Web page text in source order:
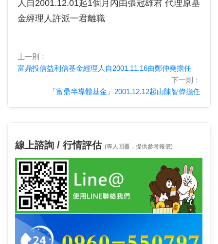
人自2001.12.01起1個月內由張冠雄君 代理原基
金經理人許派一君離職
上一則：
富鼎投信益利信基金經理人自2001.11.16由鄭仲堯擔任
下一則：
「富鼎半導體基金」2001.12.12起由陳智偉擔任
線上諮詢 / 行情評估 (專人回覆，提供參考報價)